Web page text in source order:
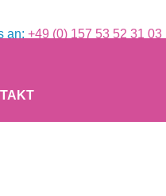
an: +49 (0) 157 53 52 31 03